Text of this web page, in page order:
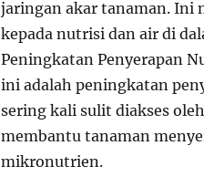
jaringan akar tanaman. Ini
kepada nutrisi dan air di
Peningkatan Penyerapan
ini adalah peningkatan
sering kali sulit diakses
membantu tanaman
mikronutrien.